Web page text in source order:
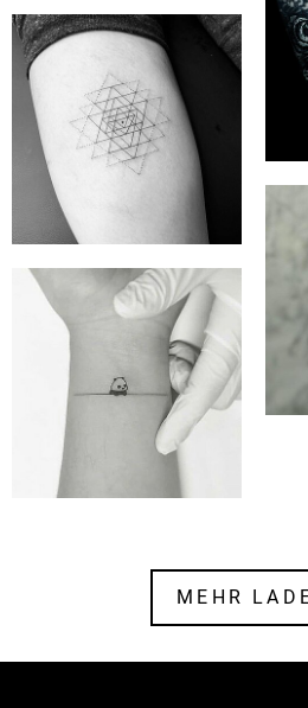
STINGNSTYLE
UG (I.G.)
ART 4 SKIN
MEHR